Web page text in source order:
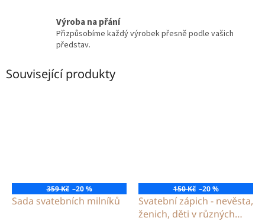
Výroba na přání
Přizpůsobíme každý výrobek přesně podle vašich
představ.
Související produkty
359 Kč –20 %
Sada svatebních milníků
150 Kč –20 %
Svatební zápich - nevěsta,
ženich, děti v různých